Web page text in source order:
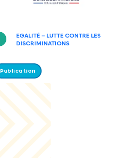
EGALITÉ – LUTTE CONTRE LES
DISCRIMINATIONS
Publication